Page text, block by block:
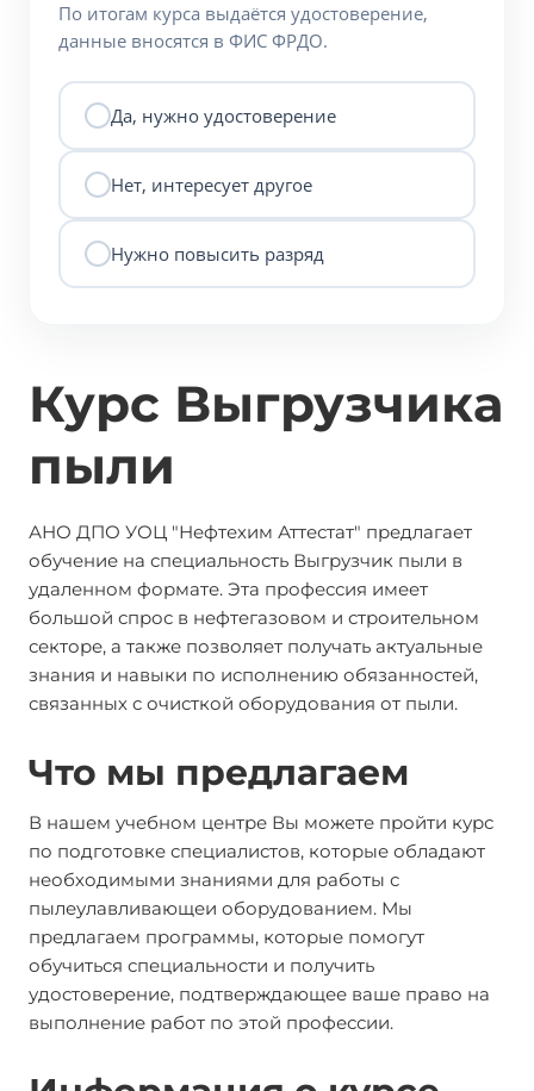
По итогам курса выдаётся удостоверение,
данные вносятся в ФИС ФРДО.
Да, нужно удостоверение
Нет, интересует другое
Нужно повысить разряд
Курс Выгрузчика
пыли
АНО ДПО УОЦ "Нефтехим Аттестат" предлагает
обучение на специальность Выгрузчик пыли в
удаленном формате. Эта профессия имеет
большой спрос в нефтегазовом и строительном
секторе, а также позволяет получать актуальные
знания и навыки по исполнению обязанностей,
связанных с очисткой оборудования от пыли.
Что мы предлагаем
В нашем учебном центре Вы можете пройти курс
по подготовке специалистов, которые обладают
необходимыми знаниями для работы с
пылеулавливающеи оборудованием. Мы
предлагаем программы, которые помогут
обучиться специальности и получить
удостоверение, подтверждающее ваше право на
выполнение работ по этой профессии.